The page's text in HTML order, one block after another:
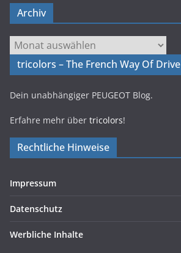
Archiv
Archiv
tricolors – The French Way Of Drive
Dein unabhängiger PEUGEOT Blog.
Erfahre mehr über tricolors!
Rechtliche Hinweise
Impressum
Datenschutz
Werbliche Inhalte